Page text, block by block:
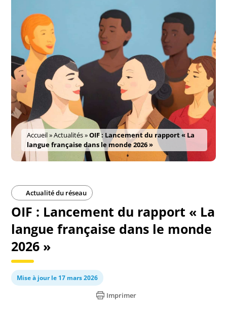
Accueil»Actualités»OIF : Lancement du rapport « La
langue française dans le monde 2026 »
Actualité du réseau
OIF : Lancement du rapport « La
langue française dans le monde
2026 »
Mise à jour le 17 mars 2026
Imprimer